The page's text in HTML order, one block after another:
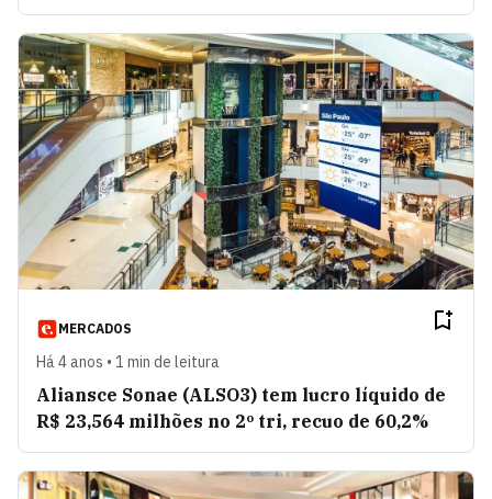
MERCADOS
Há 4 anos • 1 min de leitura
Aliansce Sonae (ALSO3) tem lucro líquido de
R$ 23,564 milhões no 2º tri, recuo de 60,2%